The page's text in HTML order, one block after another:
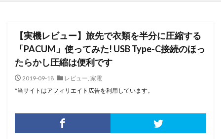
【実機レビュー】旅先で衣類を半分に圧縮する
「PACUM」使ってみた! USB Type-C接続のほっ
たらかし圧縮は便利です
2019-09-18 レビュー, 家電
*当サイトはアフィリエイト広告を利用しています。